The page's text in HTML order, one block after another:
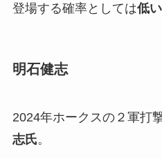
登場する確率としては低い
明石健志
2024年ホークスの２軍打
志氏。